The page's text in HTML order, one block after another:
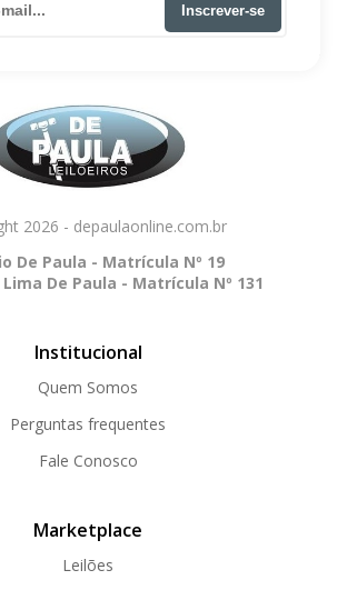
Inscrever-se
2026 - depaulaonline.com.br
De Paula - Matrícula Nº 19
De Paula - Matrícula Nº 131
Institucional
Quem Somos
Perguntas frequentes
Fale Conosco
Marketplace
Leilões